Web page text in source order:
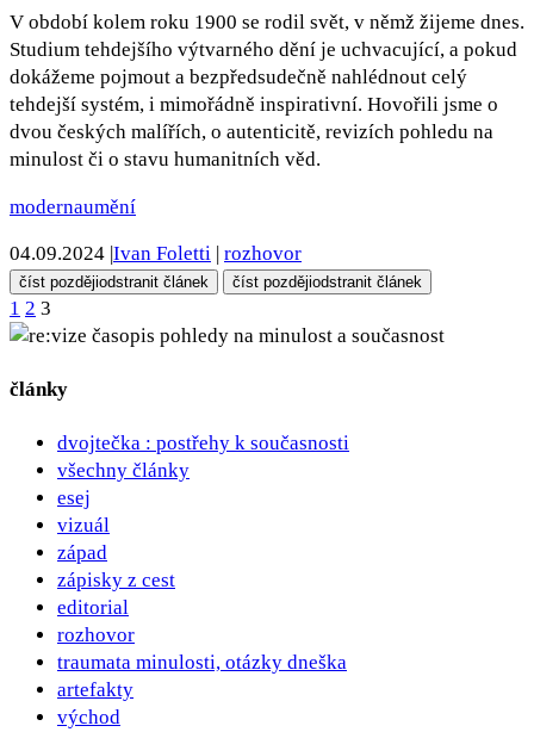
V období kolem roku 1900 se rodil svět, v němž žijeme dnes.
Studium tehdejšího výtvarného dění je uchvacující, a pokud
dokážeme pojmout a bezpředsudečně nahlédnout celý
tehdejší systém, i mimořádně inspirativní. Hovořili jsme o
dvou českých malířích, o autenticitě, revizích pohledu na
minulost či o stavu humanitních věd.
modernaumění
04.09.2024 |Ivan Foletti | rozhovor
číst pozdějiodstranit článek číst pozdějiodstranit článek
Navigace
pro
1 2 3
pohledy na minulost a současnost
články
dvojtečka : postřehy k současnosti
všechny články
esej
vizuál
západ
zápisky z cest
editorial
rozhovor
traumata minulosti, otázky dneška
artefakty
východ